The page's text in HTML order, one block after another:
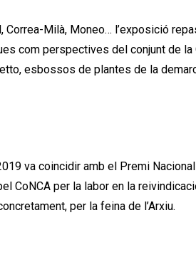
Correa-Milà, Moneo… l’exposició
com perspectives del conjunt de la
esbossos de plantes de la
va coincidir amb el Premi
CoNCA per la labor en la
per la feina de l’Arxiu.